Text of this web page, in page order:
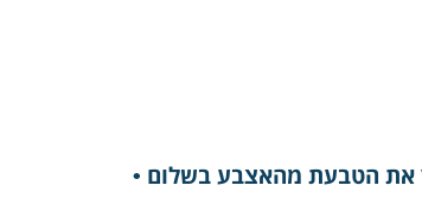
את הטבעת מהאצבע בשלום •